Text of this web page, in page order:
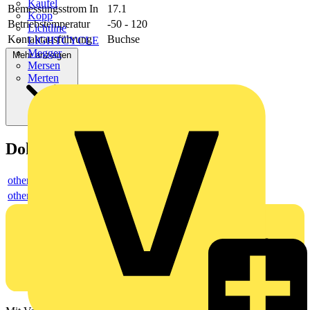
Kaufel
Kopp
Lichtline
LIGHTCYCLE
Megger
Mersen
Merten
Bemessungsstrom In
17.1
Betriebstemperatur
-50 - 120
Kontaktausführung
Buchse
Mehr anzeigen
Dokumente
others
others